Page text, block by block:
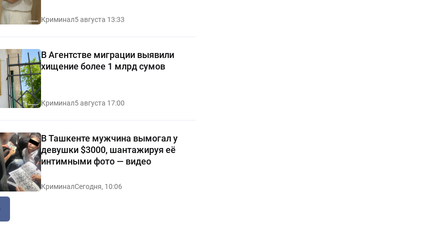
Криминал5 августа 13:33
В Агентстве миграции выявили
хищение более 1 млрд сумов
Криминал5 августа 17:00
В Ташкенте мужчина вымогал у
девушки $3000, шантажируя её
интимными фото — видео
КриминалСегодня, 10:06